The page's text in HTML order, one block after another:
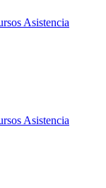
Asistencia
Asistencia